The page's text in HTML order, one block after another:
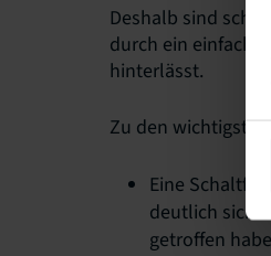
Deshalb sind
durch ein
hinterlässt.
Zu den
Eine
deutlich
getroffen